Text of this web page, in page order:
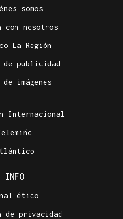
somos
con nosotros
La Región
publicidad
de imágenes
Internacional
INFO
ético
privacidad